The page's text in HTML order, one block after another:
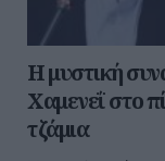
Η μυστική
Χαμενεΐ στο
τζάμια